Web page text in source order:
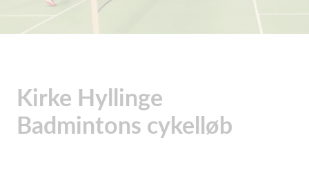
Kirke Hyllinge
Badmintons cykelløb